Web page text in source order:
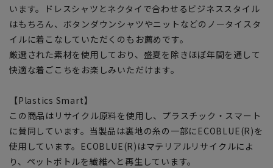
います。ドレスシャツとネクタイで合わせるビジネススタイル
はもちろん、ボタンダウンシャツやニットなどのノータイスタ
イルに着こなしていただくのもお薦めです。
厳選された素材を使用しており、盛夏を除きほぼ年間を通して
快適な着ごこちをお楽しみいただけます。
【Plastics Smart】
この商品はリサイクル原料を使用し、プラスチック・スマート
に賛同しています。当製品は裏地の糸の一部にECOBLUE(R)を
使用しています。ECOBLUE(R)はマテリアルリサイクルによ
り、ペットボトルを繊維へと再生しています。